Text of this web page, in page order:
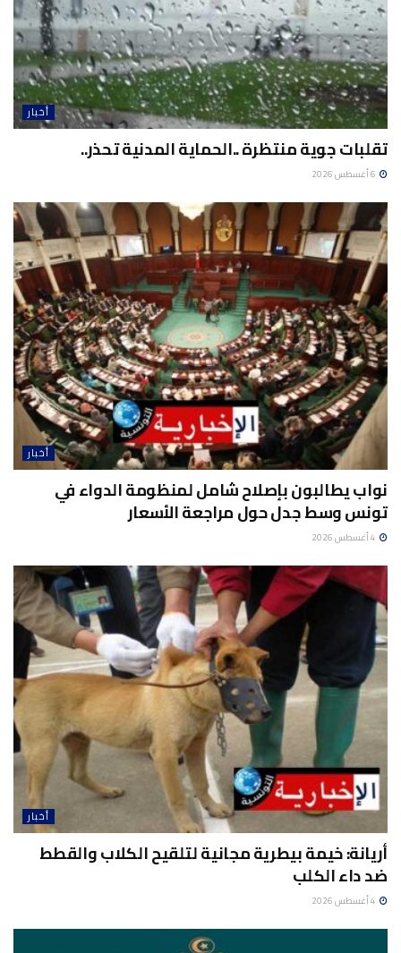
أخبار
تقلبات جوية منتظرة ..الحماية المدنية تحذر..
أخبار
نواب يطالبون بإصلاح شامل لمنظومة الدواء في
تونس وسط جدل حول مراجعة الأسعار
أخبار
أريانة: خيمة بيطرية مجانية لتلقيح الكلاب والقطط
ضد داء الكلب